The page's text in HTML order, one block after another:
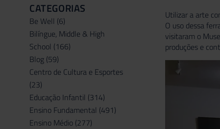
CATEGORIAS
Be Well (6)
Bilíngue, Middle & High
School (166)
Blog (59)
Centro de Cultura e Esportes
(23)
Educação Infantil (314)
Ensino Fundamental (491)
Ensino Médio (277)
Utilizar a arte
O uso dessa
visitaram o
produções e